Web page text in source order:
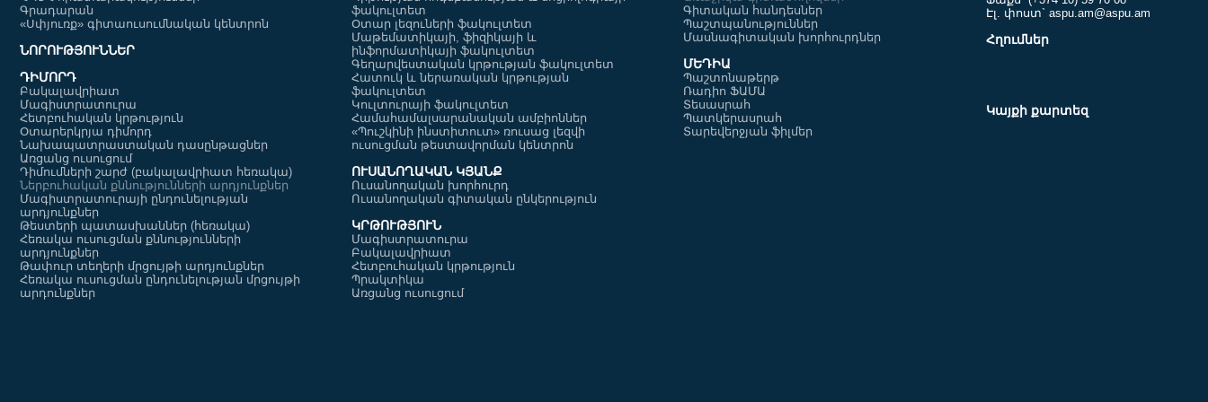
սովորել-Քասախ
Սովորեցնում ենք
սովորել-Գեղարքունիք
Սովորեցնում ենք
սովորել-Դեղձուտ
Սովորեցնում ենք
սովորել - Աշտարակ
Գրադարան
«Սփյուռք» գիտաուսումնական կենտրոն
ՆՈՐՈՒԹՅՈՒՆՆԵՐ
ԴԻՄՈՐԴ
Բակալավրիատ
Մագիստրատուրա
Հետբուհական կրթություն
Օտարերկրյա դիմորդ
Նախապատրաստական դասընթացներ
Առցանց ուսուցում
Դիմումների շարժ (բակալավրիատ հեռակա)
Ներբուհական քննությունների արդյունքներ
Մագիստրատուրայի ընդունելության
արդյունքներ
Թեստերի պատասխաններ (հեռակա)
Հեռակա ուսուցման քննությունների
արդյունքներ
Թափուր տեղերի մրցույթի արդյունքներ
Հեռակա ուսուցման ընդունելության մրցույթի
արդունքներ
ֆակուլտետ
Օտար լեզուների ֆակուլտետ
Մաթեմատիկայի, ֆիզիկայի և
ինֆորմատիկայի ֆակուլտետ
Գեղարվեստական կրթության ֆակուլտետ
Հատուկ և ներառական կրթության
ֆակուլտետ
Կուլտուրայի ֆակուլտետ
Համահամալսարանական ամբիոններ
«Պուշկինի ինստիտուտ» ռուսաց լեզվի
ուսուցման թեստավորման կենտրոն
ՈՒՍԱՆՈՂԱԿԱՆ ԿՅԱՆՔ
Ուսանողական խորհուրդ
Ուսանողական գիտական ընկերություն
ԿՐԹՈՒԹՅՈՒՆ
Մագիստրատուրա
Բակալավրիատ
Հետբուհական կրթություն
Պրակտիկա
Առցանց ուսուցում
Գիտական հանդեսներ
Պաշտպանություններ
Մասնագիտական խորհուրդներ
ՄԵԴԻԱ
Պաշտոնաթերթ
Ռադիո ՖԱՄԱ
Տեսասրահ
Պատկերասրահ
Տարեվերջյան ֆիլմեր
Էլ. փոստ` aspu.am@aspu.am
Հղումներ
Կայքի քարտեզ